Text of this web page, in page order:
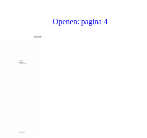
Openen: pagina 4